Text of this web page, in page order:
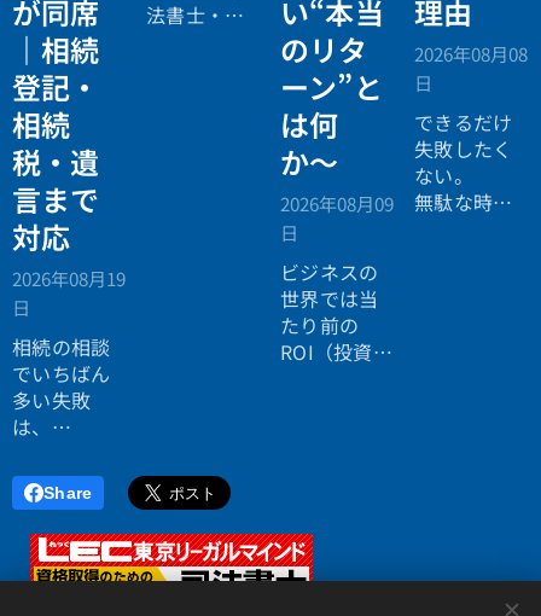
が同席
｜相続
登記・
相続
税・遺
言まで
対応
2026年08月19
日
相続の相談
でいちばん
多い失敗
は、
行ったら登
記の話がで
きず、司法
書士に行っ
たら税金が
法書士・税
い“本当
のリタ
ーン”と
は何
か〜
2026年08月09
日
ビジネスの
世界では当
たり前の
ROI（投資対
理由
2026年08月08
日
できるだけ
失敗したく
ない。
無駄な時間
Share